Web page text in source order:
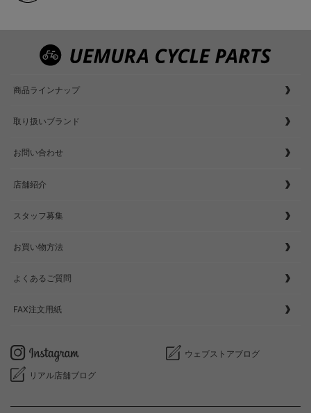
商品ラインナップ
取り扱いブランド
お問い合わせ
店舗紹介
スタッフ募集
お買い物方法
よくあるご質問
FAX注文用紙
ウェブストアブログ
リアル店舗ブログ